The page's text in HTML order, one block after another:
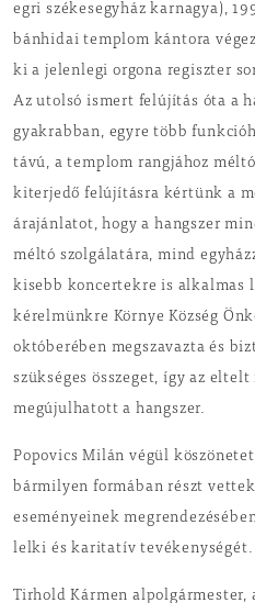
egri székesegyház karnagya),
bánhidai templom kántora
ki a jelenlegi orgona regiszter
Az utolsó ismert felújítás óta a
gyakrabban, egyre több
távú, a templom rangjához
kiterjedő felújításra kértünk a
árajánlatot, hogy a hangszer
méltó szolgálatára, mind
kisebb koncertekre is alkalmas
kérelmünkre Környe Község
októberében megszavazta és
szükséges összeget, így az
megújulhatott a hangszer.
Popovics Milán végül
bármilyen formában részt
eseményeinek
lelki és karitatív tevékenységét.
Tirhold Kármen alpolgármester,